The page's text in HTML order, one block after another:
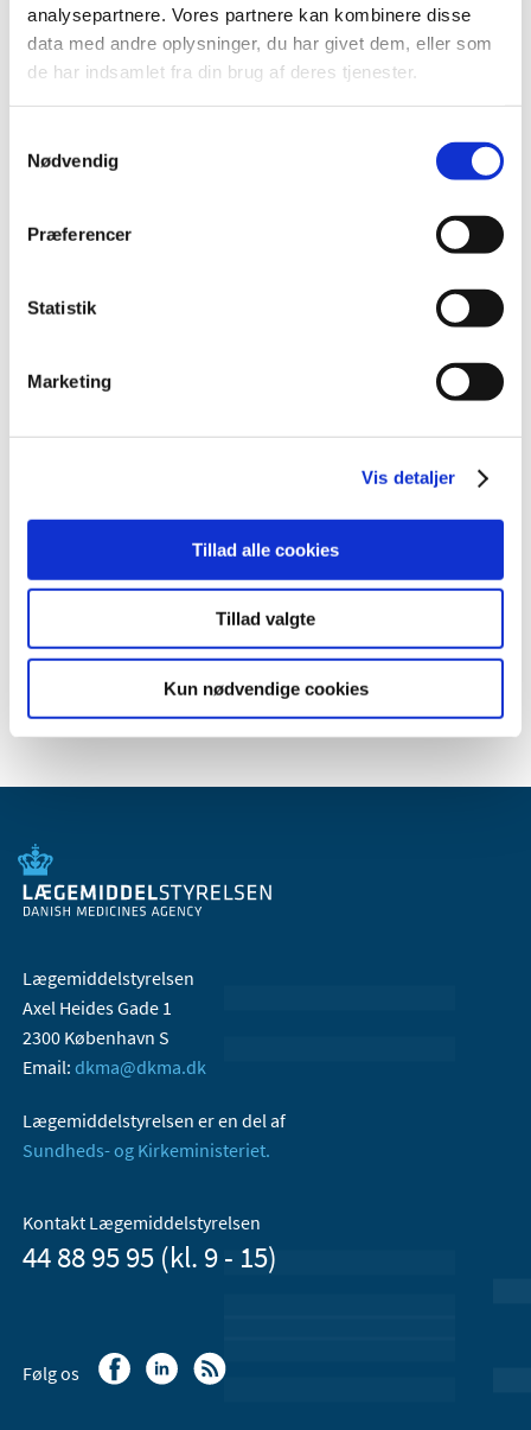
analysepartnere. Vores partnere kan kombinere disse
data med andre oplysninger, du har givet dem, eller som
de har indsamlet fra din brug af deres tjenester.
Nødvendig
Præferencer
Statistik
Marketing
Vis detaljer
Tillad alle cookies
Tillad valgte
Kun nødvendige cookies
2014 (44)
2013 (49)
december (4)
november (5)
september (6)
juli (2)
februar (4)
2010 (7)
2008 (8)
2006 (9)
Lægemiddelstyrelsen
Axel Heides Gade 1
2300 København S
Email: dkma@dkma.dk
Lægemiddelstyrelsen er en del af
Sundheds- og Kirkeministeriet.
Kontakt Lægemiddelstyrelsen
44 88 95 95 (kl. 9 - 15)
Følg os